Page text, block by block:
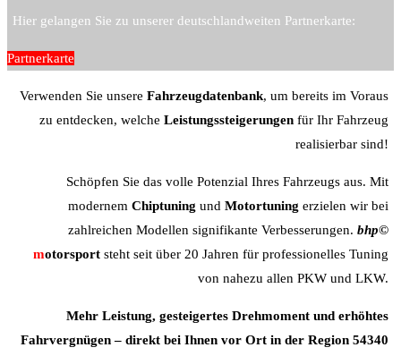
Hier gelangen Sie zu unserer deutschlandweiten Partnerkarte:
Partnerkarte
Verwenden Sie unsere Fahrzeugdatenbank, um bereits im Voraus
zu entdecken, welche Leistungssteigerungen für Ihr Fahrzeug
realisierbar sind!
Schöpfen Sie das volle Potenzial Ihres Fahrzeugs aus. Mit
modernem Chiptuning und Motortuning erzielen wir bei
zahlreichen Modellen signifikante Verbesserungen. bhp©
motorsport steht seit über 20 Jahren für professionelles Tuning
von nahezu allen PKW und LKW.
Mehr Leistung, gesteigertes Drehmoment und erhöhtes
Fahrvergnügen – direkt bei Ihnen vor Ort in der Region 54340